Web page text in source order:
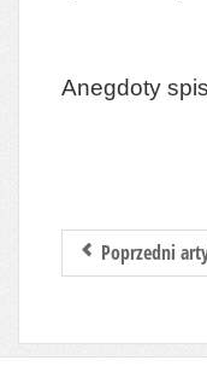
Anegdoty
Poprzedni